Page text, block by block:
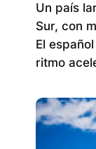
Un país
Sur, con
El
ritmo